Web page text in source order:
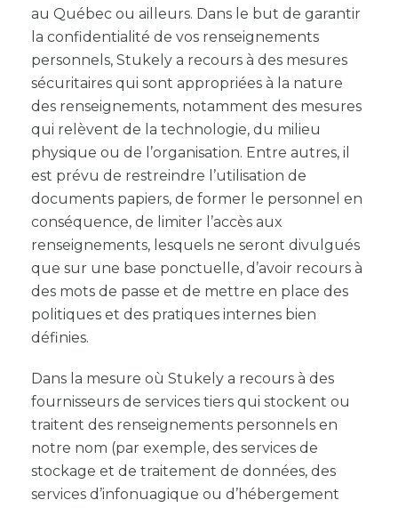
au Québec ou ailleurs. Dans le but de garantir
la confidentialité de vos renseignements
personnels, Stukely a recours à des mesures
sécuritaires qui sont appropriées à la nature
des renseignements, notamment des mesures
qui relèvent de la technologie, du milieu
physique ou de l’organisation. Entre autres, il
est prévu de restreindre l’utilisation de
documents papiers, de former le personnel en
conséquence, de limiter l’accès aux
renseignements, lesquels ne seront divulgués
que sur une base ponctuelle, d’avoir recours à
des mots de passe et de mettre en place des
politiques et des pratiques internes bien
définies.
Dans la mesure où Stukely a recours à des
fournisseurs de services tiers qui stockent ou
traitent des renseignements personnels en
notre nom (par exemple, des services de
stockage et de traitement de données, des
services d’infonuagique ou d’hébergement